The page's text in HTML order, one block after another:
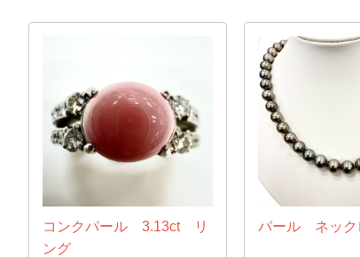
コンクパール 3.13ct リ
ング
パール ネック